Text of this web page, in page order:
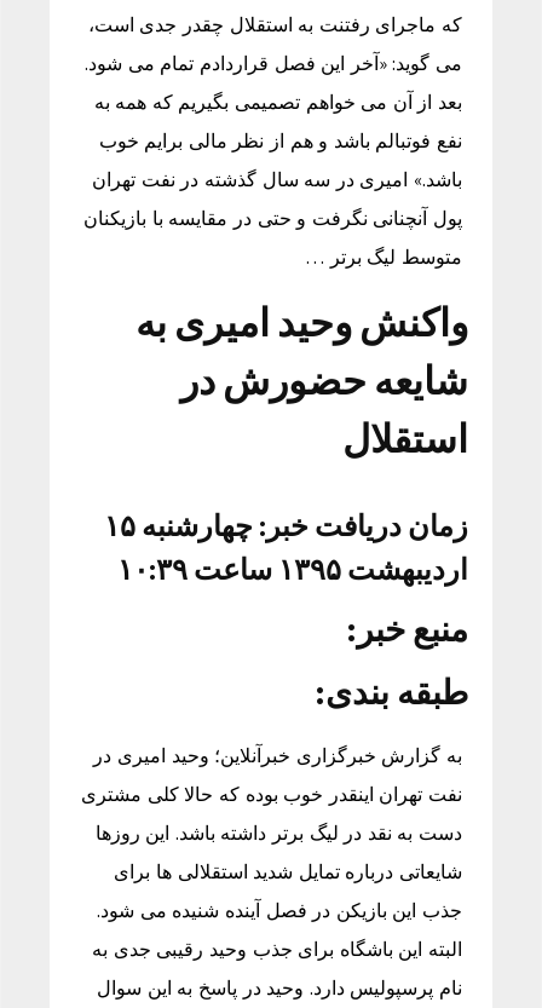
که ماجرای رفتنت به استقلال چقدر جدی است،
می گوید: «آخر این فصل قراردادم تمام می شود.
بعد از آن می خواهم تصمیمی بگیریم که همه به
نفع فوتبالم باشد و هم از نظر مالی برایم خوب
باشد.» امیری در سه سال گذشته در نفت تهران
پول آنچنانی نگرفت و حتی در مقایسه با بازیکنان
متوسط لیگ برتر …
واکنش وحید امیری به
شایعه حضورش در
استقلال
زمان دریافت خبر: چهارشنبه ۱۵
اردیبهشت ۱۳۹۵ ساعت ۱۰:۳۹
منبع خبر:
طبقه بندی:
به گزارش خبرگزاری خبرآنلاین؛ وحید امیری در
نفت تهران اینقدر خوب بوده که حالا کلی مشتری
دست به نقد در لیگ برتر داشته باشد. این روزها
شایعاتی درباره تمایل شدید استقلالی ها برای
جذب این بازیکن در فصل آینده شنیده می شود.
البته این باشگاه برای جذب وحید رقیبی جدی به
نام پرسپولیس دارد. وحید در پاسخ به این سوال